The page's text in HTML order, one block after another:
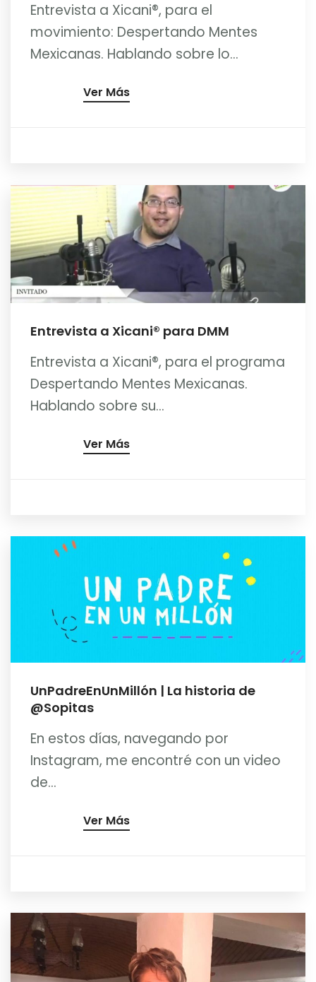
Entrevista a Xicani®, para el
movimiento: Despertando Mentes
Mexicanas. Hablando sobre lo...
Ver Más
Entrevista a Xicani® para DMM
Entrevista a Xicani®, para el programa
Despertando Mentes Mexicanas.
Hablando sobre su...
Ver Más
UnPadreEnUnMillón | La historia de
@Sopitas
En estos días, navegando por
Instagram, me encontré con un video
de...
Ver Más